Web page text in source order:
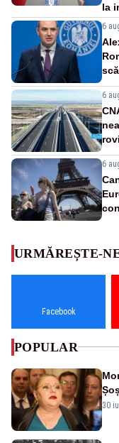
la
6
6
6
URMĂREȘTE-
Facebook
POPULAR
un
30